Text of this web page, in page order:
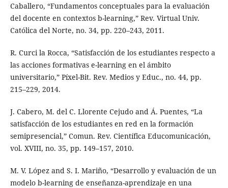
Caballero, “Fundamentos conceptuales para la evaluación
del docente en contextos b-learning,” Rev. Virtual Univ.
Católica del Norte, no. 34, pp. 220–243, 2011.
R. Curci la Rocca, “Satisfacción de los estudiantes respecto a
las acciones formativas e-learning en el ámbito
universitario,” Píxel-Bit. Rev. Medios y Educ., no. 44, pp.
215–229, 2014.
J. Cabero, M. del C. Llorente Cejudo and Á. Puentes, “La
satisfacción de los estudiantes en red en la formación
semipresencial,” Comun. Rev. Científica Educomunicación,
vol. XVIII, no. 35, pp. 149–157, 2010.
M. V. López and S. I. Mariño, “Desarrollo y evaluación de un
modelo b-learning de enseñanza-aprendizaje en una